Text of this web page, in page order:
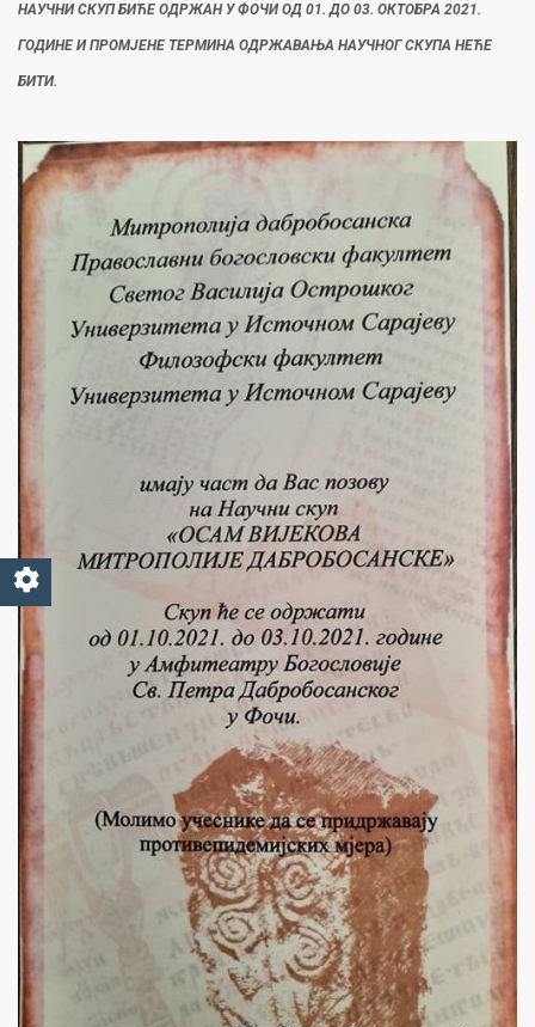
НАУЧНИ СКУП БИЋЕ ОДРЖАН У ФОЧИ ОД 01. ДО 03. ОКТОБРА 2021.
ГОДИНЕ И ПРОМЈЕНЕ ТЕРМИНА ОДРЖАВАЊА НАУЧНОГ СКУПА НЕЋЕ
БИТИ.